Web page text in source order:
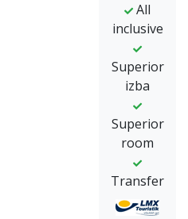
All
inclusive
Superior
izba
Superior
room
Transfer